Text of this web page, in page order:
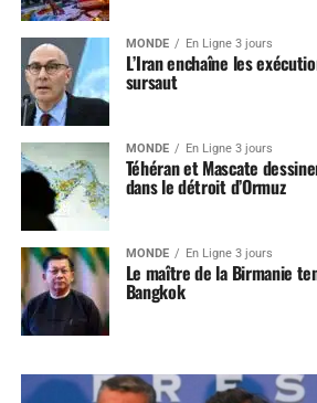
MONDE En Ligne 3 jours
L’Iran enchaîne les
sursaut
MONDE En Ligne 3 jours
Téhéran et Mascate
dans le détroit d’Ormuz
MONDE En Ligne 3 jours
Le maître de la Birmanie
Bangkok